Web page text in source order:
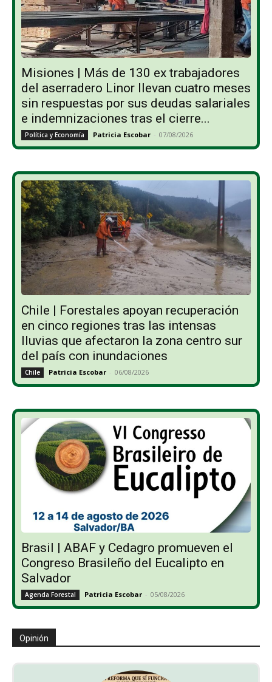
Misiones | Más de 130 ex trabajadores
del aserradero Linor llevan cuatro meses
sin respuestas por sus deudas salariales
e indemnizaciones tras el cierre...
Política y Economía Patricia Escobar - 07/08/2026
Chile | Forestales apoyan recuperación
en cinco regiones tras las intensas
lluvias que afectaron la zona centro sur
del país con inundaciones
Chile Patricia Escobar - 06/08/2026
Brasil | ABAF y Cedagro promueven el
Congreso Brasileño del Eucalipto en
Salvador
Agenda Forestal Patricia Escobar - 05/08/2026
Opinión